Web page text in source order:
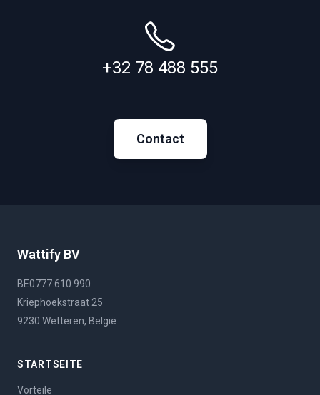
+32 78 488 555
Contact
Wattify BV
BE0777.610.990
Kriephoekstraat 25
9230 Wetteren, België
STARTSEITE
Vorteile